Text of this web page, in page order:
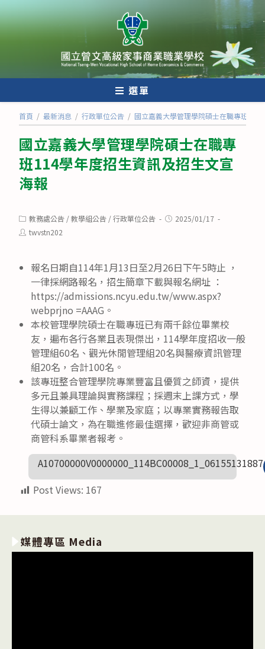
跳
轉
至
內
選單
首頁 / 最新消息 / 行政單位公告 / 國立嘉義大學管理學院碩士在職專班114
國立嘉義大學管理學院碩士在職專
班114學年度招生資訊及招生文宣
海報
Post
category:
教務處公告 /教學組公告 /行政單位公告
Post2025/01/17
Posttwvstn202
報名日期自114年1月13日至2月26日下午5時止 ，
一律採網路報名，招生簡章下載與報名網址 ：
https://admissions.ncyu.edu.tw/www.aspx?
webprjno =AAAG。
本校管理學院碩士在職專班已有兩千餘位畢業校
友，遍布各行各業且表現傑出，114學年度招收一般
管理組60名、觀光休閒管理組20名與醫療資訊管理
組20名，合計100名。
該專班整合管理學院專業豐富且優質之師資，提供
多元且兼具理論與實務課程；採週末上課方式，學
生得以兼顧工作、學業及家庭；以專業實務報告取
代碩士論文，為在職進修最佳選擇，歡迎非商管或
商管科系畢業者報考。
A10700000V0000000_114BC00008_1_06155131887
Post Views: 167
媒體專區 Media